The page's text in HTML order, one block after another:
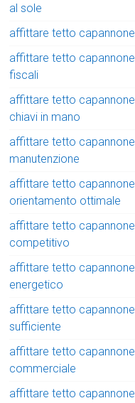
al sole
affittare tetto
affittare tetto
fiscali
affittare tetto
chiavi in mano
affittare tetto
manutenzione
affittare tetto
orientamento ottimale
affittare tetto
competitivo
affittare tetto
energetico
affittare tetto
sufficiente
affittare tetto
commerciale
affittare tetto